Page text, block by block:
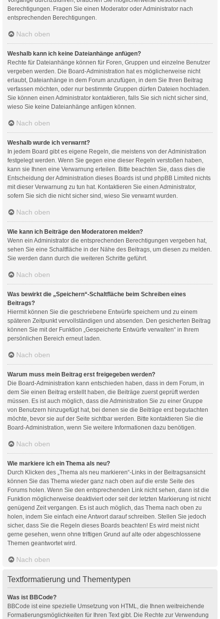
Berechtigungen. Fragen Sie einen Moderator oder Administrator nach
entsprechenden Berechtigungen.
Nach oben
Weshalb kann ich keine Dateianhänge anfügen?
Rechte für Dateianhänge können für Foren, Gruppen und einzelne Benutzer
vergeben werden. Die Board-Administration hat es möglicherweise nicht
erlaubt, Dateianhänge in dem Forum anzufügen, in dem Sie Ihren Beitrag
verfassen möchten, oder nur bestimmte Gruppen dürfen Dateien hochladen.
Sie können einen Administrator kontaktieren, falls Sie sich nicht sicher sind,
wieso Sie keine Dateianhänge anfügen können.
Nach oben
Weshalb wurde ich verwarnt?
In jedem Board gibt es eigene Regeln, die meistens von der Administration
festgelegt werden. Wenn Sie gegen eine dieser Regeln verstoßen haben,
kann sie Ihnen eine Verwarnung erteilen. Bitte beachten Sie, dass dies die
Entscheidung der Administration dieses Boards ist und phpBB Limited nichts
mit dieser Verwarnung zu tun hat. Kontaktieren Sie einen Administrator,
sofern Sie sich die nicht sicher sind, wieso Sie verwarnt wurden.
Nach oben
Wie kann ich Beiträge den Moderatoren melden?
Wenn ein Administrator die entsprechenden Berechtigungen vergeben hat,
sehen Sie eine Schaltfläche in der Nähe des Beitrags, um diesen zu melden.
Sie werden dann durch die weiteren Schritte geführt.
Nach oben
Was bewirkt die „Speichern“-Schaltfläche beim Schreiben eines
Beitrags?
Hiermit können Sie die geschriebene Entwürfe speichern und zu einem
späteren Zeitpunkt vervollständigen und absenden. Den gesicherten Beitrag
können Sie mit der Funktion „Gespeicherte Entwürfe verwalten“ in Ihrem
persönlichen Bereich erneut laden.
Nach oben
Warum muss mein Beitrag erst freigegeben werden?
Die Board-Administration kann entschieden haben, dass in dem Forum, in
dem Sie einen Beitrag erstellt haben, die Beiträge zuerst geprüft werden
müssen. Es ist auch möglich, dass die Administration Sie zu einer Gruppe
von Benutzern hinzugefügt hat, bei denen sie die Beiträge erst begutachten
möchte, bevor sie auf der Seite sichtbar werden. Bitte kontaktieren Sie die
Board-Administration, wenn Sie weitere Informationen dazu benötigen.
Nach oben
Wie markiere ich ein Thema als neu?
Durch Klicken des „Thema als neu markieren“-Links in der Beitragsansicht
können Sie das Thema wieder ganz nach oben auf die erste Seite des
Forums holen. Wenn Sie den entsprechenden Link nicht sehen, dann ist die
Funktion möglicherweise deaktiviert oder seit der letzten Markierung ist nicht
genügend Zeit vergangen. Es ist auch möglich, das Thema nach oben zu
holen, indem Sie einfach eine Antwort darauf schreiben. Stellen Sie jedoch
sicher, dass Sie die Regeln dieses Boards beachten! Es wird meist nicht
gerne gesehen, wenn ohne triftigen Grund auf alte oder abgeschlossene
Themen geantwortet wird.
Nach oben
Textformatierung und Thementypen
Was ist BBCode?
BBCode ist eine spezielle Umsetzung von HTML, die Ihnen weitreichende
Formatierungsmöglichkeiten für Ihren Text gibt. Die Rechte zur Verwendung